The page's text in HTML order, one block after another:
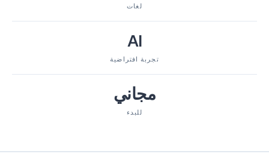
لغات
AI
تجربة افتراضية
مجاني
للبدء